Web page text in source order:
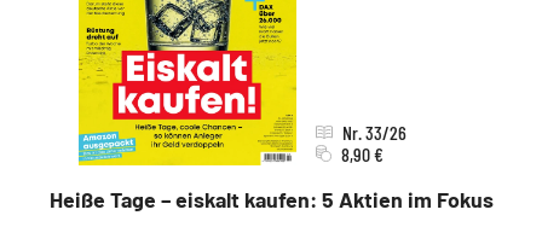
Heiße Tage – eiskalt kaufen: 5 Aktien im Fokus
Nr. 33/26
8,90 €